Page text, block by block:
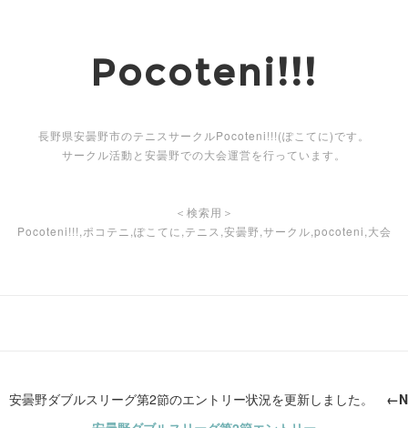
Pocoteni!!!
長野県安曇野市のテニスサークルPocoteni!!!(ぽこてに)です。
サークル活動と安曇野での大会運営を行っています。
＜検索用＞
Pocoteni!!!,ポコテニ,ぽこてに,テニス,安曇野,サークル,pocoteni,大会
曇野ダブルスリーグ第2節のエントリー状況を更新しました。